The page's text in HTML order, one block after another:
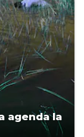
agenda la